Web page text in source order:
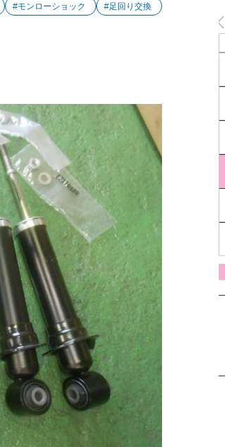
#モンローショック #足回り交換